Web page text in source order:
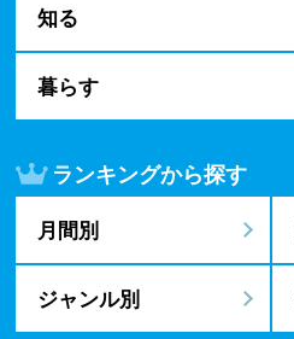
知る
暮らす
ランキングから探す
月間別
ジャンル別